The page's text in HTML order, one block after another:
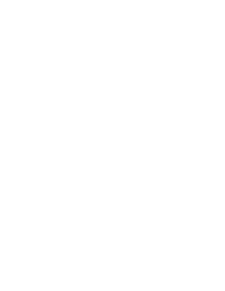
nos balanços da empresa sem tirar os
mencionou. “Esperamos que, com um filho,